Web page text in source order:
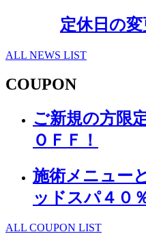
定休日の
ALL NEWS LIST
COUPON
ご新規の方限
ＯＦＦ！
施術メニュー
ッドスパ４０
ALL COUPON LIST